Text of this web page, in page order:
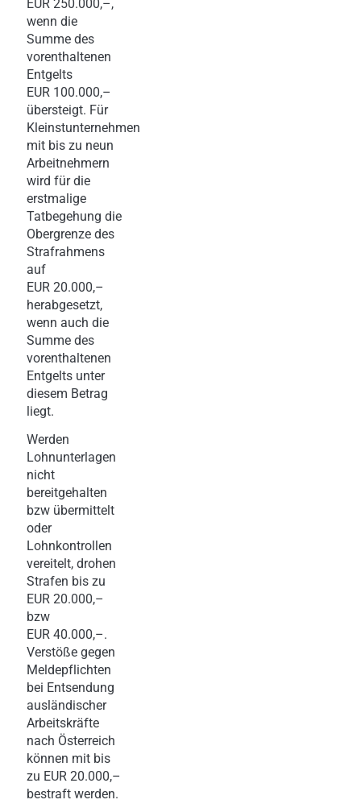
EUR 250.000,–,
wenn die
Summe des
vorenthaltenen
Entgelts
EUR 100.000,–
übersteigt. Für
Kleinstunternehmen
mit bis zu neun
Arbeitnehmern
wird für die
erstmalige
Tatbegehung die
Obergrenze des
Strafrahmens
auf
EUR 20.000,–
herabgesetzt,
wenn auch die
Summe des
vorenthaltenen
Entgelts unter
diesem Betrag
liegt.
Werden
Lohnunterlagen
nicht
bereitgehalten
bzw übermittelt
oder
Lohnkontrollen
vereitelt, drohen
Strafen bis zu
EUR 20.000,–
bzw
EUR 40.000,–.
Verstöße gegen
Meldepflichten
bei Entsendung
ausländischer
Arbeitskräfte
nach Österreich
können mit bis
zu EUR 20.000,–
bestraft werden.